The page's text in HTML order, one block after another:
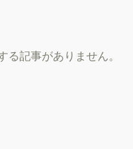
る記事がありません。